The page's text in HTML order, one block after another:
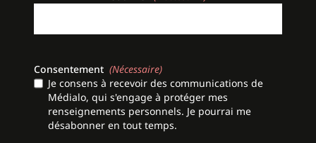
Consentement (Nécessaire)
Je consens à recevoir des communications de
Médialo, qui s'engage à protéger mes
renseignements personnels. Je pourrai me
désabonner en tout temps.